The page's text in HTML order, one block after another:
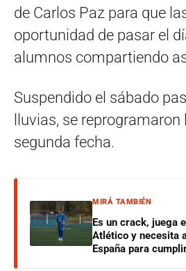
de Carlos Paz para que
oportunidad de pasar el
alumnos compartiendo
Suspendido el sábado
lluvias, se
segunda fecha.
MIRÁ TAMBIÉN
Es un crack, juega
Atlético y necesita
España para